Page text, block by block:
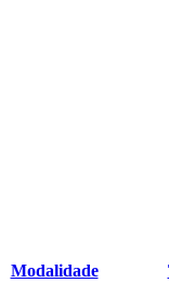
Modalidade